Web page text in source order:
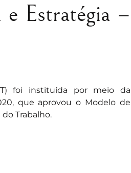
Estratégia –
foi instituída por meio da
que aprovou o Modelo de
Trabalho.